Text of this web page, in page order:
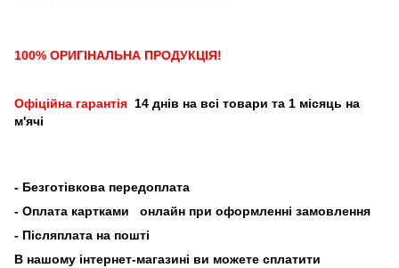
100% ОРИГІНАЛЬНА ПРОДУКЦІЯ!
Офіційна гарантія 14 днів на всі товари та 1 місяць на
м'ячі
- Безготівкова передоплата
- Оплата картками
онлайн при оформленні замовлення
- Післяплата на пошті
В нашому інтернет-магазині ви можете сплатити